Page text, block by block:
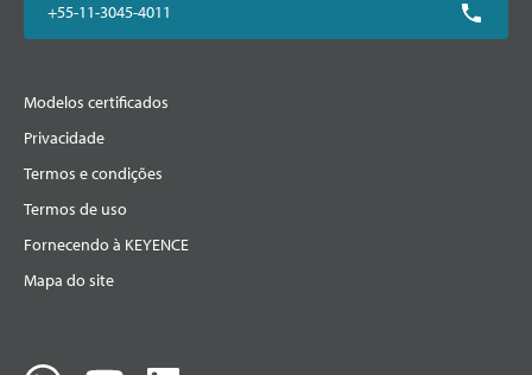
+55-11-3045-4011
Modelos certificados
Privacidade
Termos e condições
Termos de uso
Fornecendo à KEYENCE
Mapa do site